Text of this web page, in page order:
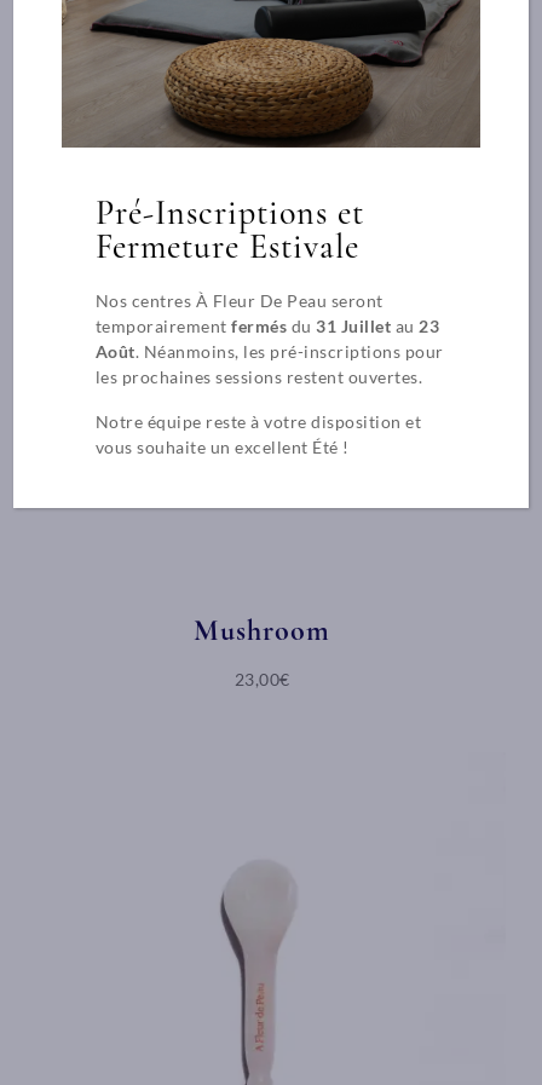
25,00€
Mushroom
23,00€
Pré-Inscriptions et
Fermeture Estivale
Nos centres À Fleur De Peau seront
temporairementfermés du31 Juillet au 23
Août. Néanmoins, les pré-inscriptions pour
les prochaines sessions restent ouvertes.
Notre équipe reste à votre disposition et
vous souhaite un excellent Été !